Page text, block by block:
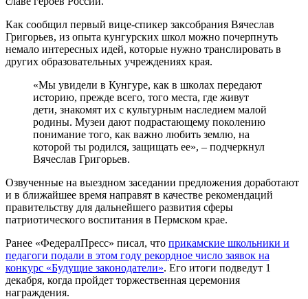
Как сообщил первый вице-спикер заксобрания Вячеслав
Григорьев, из опыта кунгурских школ можно почерпнуть
немало интересных идей, которые нужно транслировать в
других образовательных учреждениях края.
«Мы увидели в Кунгуре, как в школах передают
историю, прежде всего, того места, где живут
дети, знакомят их с культурным наследием малой
родины. Музеи дают подрастающему поколению
понимание того, как важно любить землю, на
которой ты родился, защищать ее», ­– подчеркнул
Вячеслав Григорьев.
Озвученные на выездном заседании предложения доработают
и в ближайшее время направят в качестве рекомендаций
правительству для дальнейшего развития сферы
патриотического воспитания в Пермском крае.
Ранее «ФедералПресс» писал, что прикамские школьники и
педагоги подали в этом году рекордное число заявок на
конкурс «Будущие законодатели». Его итоги подведут 1
декабря, когда пройдет торжественная церемония
награждения.